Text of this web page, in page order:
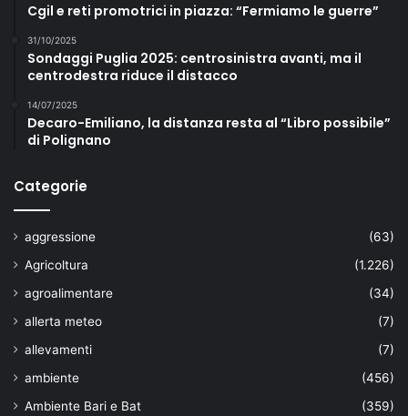
Cgil e reti promotrici in piazza: “Fermiamo le guerre”
31/10/2025
Sondaggi Puglia 2025: centrosinistra avanti, ma il
centrodestra riduce il distacco
14/07/2025
Decaro-Emiliano, la distanza resta al “Libro possibile”
di Polignano
Categorie
aggressione
(63)
Agricoltura
(1.226)
agroalimentare
(34)
allerta meteo
(7)
allevamenti
(7)
ambiente
(456)
Ambiente Bari e Bat
(359)